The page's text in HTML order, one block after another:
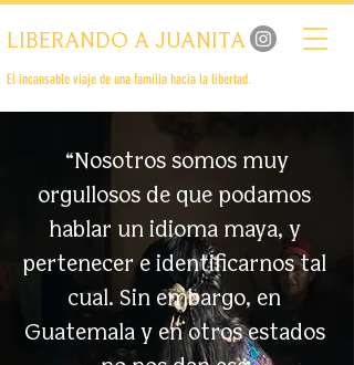
LIBERANDO A JUANITA
El incansable viaje de una familia hacia la libertad.
“Nosotros somos muy
orgullosos de que podamos
hablar un idioma maya, y
pertenecer e identificarnos tal
cual. Sin embargo, en
Guatemala y en otros estados